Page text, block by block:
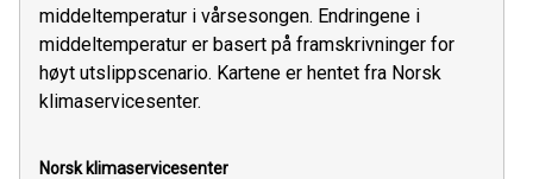
middeltemperatur i vårsesongen. Endringene i
middeltemperatur er basert på framskrivninger for
høyt utslippscenario. Kartene er hentet fra Norsk
klimaservicesenter.
Norsk klimaservicesenter